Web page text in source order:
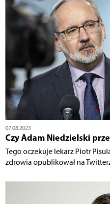
07.08.2023
Czy Adam Niedzielski
Tego oczekuje lekarz Piotr
zdrowia opublikował na